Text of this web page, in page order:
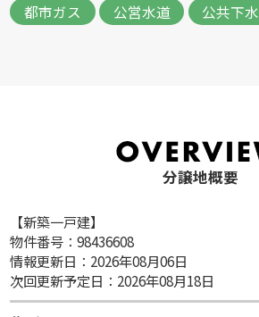
都市ガス
公営水道 公共下水
分譲地概要
【新築一戸建】
物件番号：98436608
情報更新日：2026年08月06日
次回更新予定日：2026年08月18日